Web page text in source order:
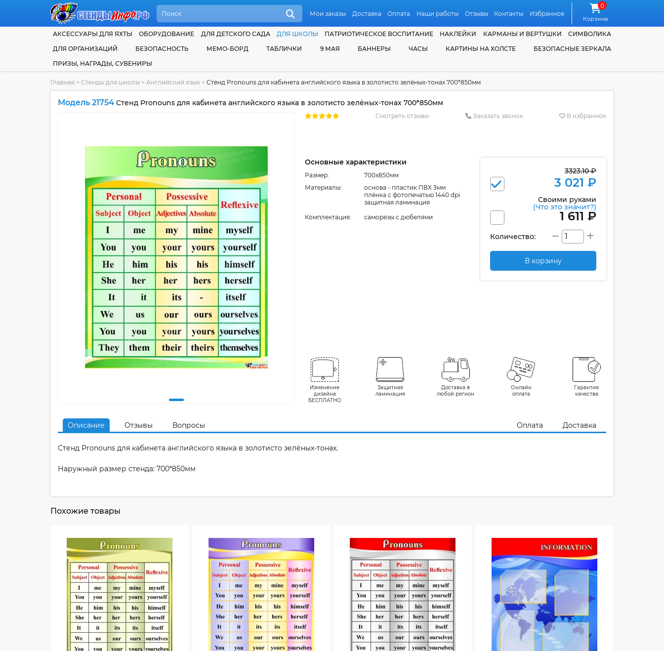
Мои заказы Доставка Оплата Наши работы Отзывы Контакты Избранное
0
Корзина
АКСЕССУАРЫ ДЛЯ ЯХТЫ ОБОРУДОВАНИЕ ДЛЯ ДЕТСКОГО САДА ДЛЯ ШКОЛЫ ПАТРИОТИЧЕСКОЕ ВОСПИТАНИЕ НАКЛЕЙКИ КАРМАНЫ И ВЕРТУШКИ
СИМВОЛИКА
ДЛЯ ОРГАНИЗАЦИЙ
БЕЗОПАСНОСТЬ МЕМО-БОРД ТАБЛИЧКИ 9 МАЯ БАННЕРЫ ЧАСЫ КАРТИНЫ НА ХОЛСТЕ
БЕЗОПАСНЫЕ ЗЕРКАЛА
ПРИЗЫ, НАГРАДЫ, СУВЕНИРЫ
Главная > Стенды для школы > Английский язык > Стенд Pronouns для кабинета английского языка в золотисто зелёных-тонах 700*850мм
Модель 21754 Стенд Pronouns для кабинета английского языка в золотисто зелёных-тонах 700*850мм
Смотреть отзывы Заказать звонок В избранное
Основные характеристики
Размер:
700x850мм
Материалы:
основа - пластик ПВХ 3мм
плёнка с фотопечатью 1440 dpi
защитная ламинация
Комплектация:
cаморезы с дюбелями
3323.10 ₽
3 021 ₽
Своими руками
(Что это значит?)
1 611 ₽
Количество:
В корзину
Изменение
дизайна
БЕСПЛАТНО
Защитная
ламинация
Доставка в
любой регион
Онлайн
оплата
Гарантия
качества
Описание Отзывы Вопросы Оплата Доставка
Стенд Pronouns для кабинета английского языка в золотисто зелёных-тонах.
Наружный размер стенда: 700*850мм
Похожие товары